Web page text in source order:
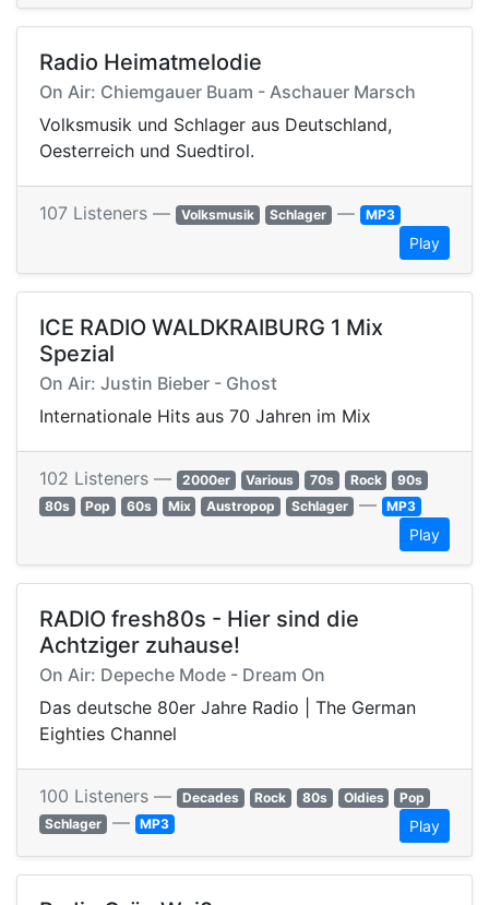
Radio Heimatmelodie
On Air: Chiemgauer Buam - Aschauer Marsch
Volksmusik und Schlager aus Deutschland,
Oesterreich und Suedtirol.
107 Listeners — Volksmusik Schlager — MP3
Play
ICE RADIO WALDKRAIBURG 1 Mix
Spezial
On Air: Justin Bieber - Ghost
Internationale Hits aus 70 Jahren im Mix
102 Listeners — 2000er Various 70s Rock
90s
80s
Pop 60s Mix Austropop Schlager — MP3
Play
RADIO fresh80s - Hier sind die
Achtziger zuhause!
On Air: Depeche Mode - Dream On
Das deutsche 80er Jahre Radio | The German
Eighties Channel
100 Listeners — Decades Rock 80s Oldies
Pop
Schlager — MP3 Play